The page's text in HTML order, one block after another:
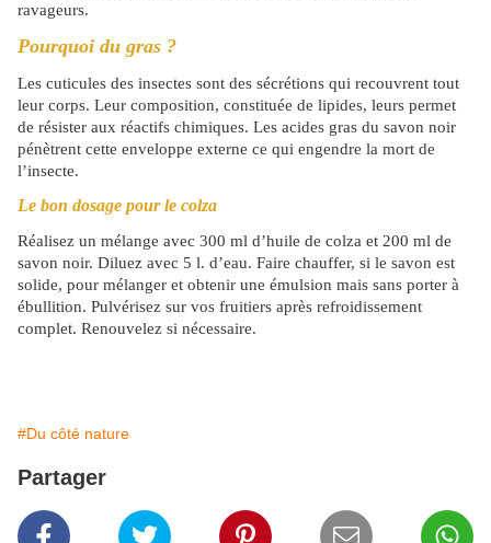
ravageurs.
Pourquoi du gras ?
Les cuticules des insectes sont des sécrétions qui recouvrent tout
leur corps. Leur composition, constituée de lipides, leurs permet
de résister aux réactifs chimiques. Les acides gras du savon noir
pénètrent cette enveloppe externe ce qui engendre la mort de
l’insecte.
Le bon dosage pour le colza
Réalisez un mélange avec 300 ml d’huile de colza et 200 ml de
savon noir. Diluez avec 5 l. d’eau. Faire chauffer, si le savon est
solide, pour mélanger et obtenir une émulsion mais sans porter à
ébullition. Pulvérisez sur vos fruitiers après refroidissement
complet. Renouvelez si nécessaire.
#Du côté nature
Partager